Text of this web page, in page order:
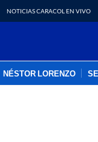
NOTICIAS CARACOL EN VIVO
NÉSTOR LORENZO